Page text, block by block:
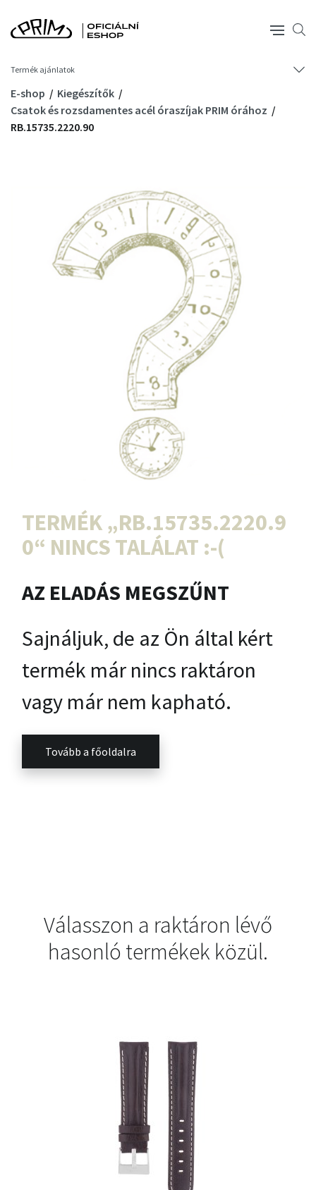
Termék ajánlatok
E-shop
Kiegészítők
Csatok és rozsdamentes acél óraszíjak PRIM órához
RB.15735.2220.90
TERMÉK „RB.15735.2220.9
0“ NINCS TALÁLAT :-(
AZ ELADÁS MEGSZŰNT
Sajnáljuk, de az Ön által kért
termék már nincs raktáron
vagy már nem kapható.
Tovább a főoldalra
Válasszon a raktáron lévő
hasonló termékek közül.